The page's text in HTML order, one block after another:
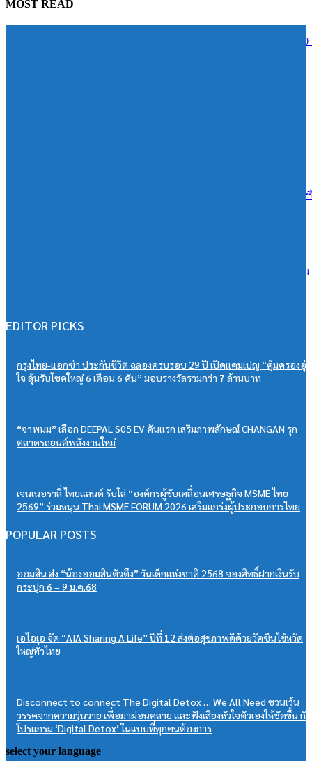
MOST READ
STECON ปลื้มนักลงทุนตอบรับหุ้นกู้เกินเป้าหมาย ระดมทุนสำเร็จ
เอสซีจี ผนึก ม.มหิดล ยกระดับ Work-based Learning ปั้น Future Talent เ
วิริยะประกันภัย หนุนเยาวชนสู่เวทีวิชาการประกันภัย มอบทุนสนับสนุน
EDITOR PICKS
กรุงไทย-แอกซ่า ประกันชีวิต ฉลองครบรอบ 29 ปี เปิดแคมเปญ “คุ้มครองอุ่น
ใจ ลุ้นรับโชคใหญ่ 6 เดือน 6 คัน” มอบรางวัลรวมกว่า 7 ล้านบาท
“จาพนม” เลือก DEEPAL S05 EV คันแรก เสริมภาพลักษณ์ CHANGAN รุก
ตลาดรถยนต์พลังงานใหม่
เจนเนอราลี่ ไทยแลนด์ รับโล่ “องค์กรผู้ขับเคลื่อนเศรษฐกิจ MSME ไทย
2569” ร่วมหนุน Thai MSME FORUM 2026 เสริมแกร่งผู้ประกอบการไทย
POPULAR POSTS
ออมสิน ส่ง “น้องออมสินตัวตึง” วันเด็กแห่งชาติ 2568 จองสิทธิ์ฝากเงินรับ
กระปุก 6 – 9 ม.ค.68
เอไอเอ จัด “AIA Sharing A Life” ปีที่ 12 ส่งต่อสุขภาพดีด้วยวัคซีนไข้หวัด
ใหญ่ทั่วไทย
Disconnect to connect The Digital Detox … We All Need ชวนเว้น
วรรคจากความวุ่นวาย เพื่อมาผ่อนคลาย และฟังเสียงหัวใจตัวเองให้ชัดขึ้น กับ
โปรแกรม ‘Digital Detox’ ในแบบที่ทุกคนต้องการ
select your language